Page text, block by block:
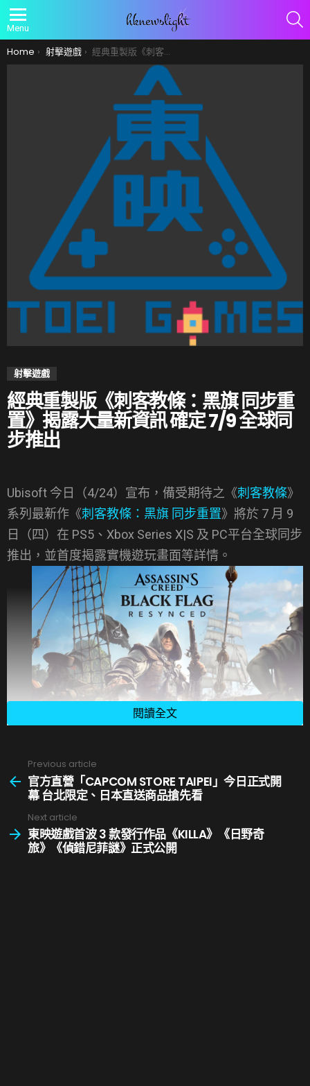
Menu
You are here:
Home 射擊遊戲 經典重製版《刺客教條：黑旗 同步重置》揭露大量新資訊 確定 7/9 全球同步推出
射擊遊戲
經典重製版《刺客教條：黑旗 同步重
置》揭露大量新資訊 確定 7/9 全球同
步推出
Ubisoft 今日（4/24）宣布，備受期待之《刺客教條》
系列最新作《刺客教條：黑旗 同步重置》將於 7 月 9
日（四）在 PS5、Xbox Series X|S 及 PC平台全球同步
推出，並首度揭露實機遊玩畫面等詳情。
黑旗 同步重置》忠實重新翻製 2013 年經典之作《
客教條 4：黑旗》的內容。採用最新 Anvil 引擎完全重
新打造，大幅提升視覺效果，同時強化遊戲體驗，包
括以「招架」為核心的戰鬥系統、改良的匿蹤與跑酷
機制、更具深度的海戰玩法，以及全新的劇情內容。
閱讀全文
more
Previous article
官方直營「CAPCOM STORE TAIPEI」今日正式開
幕 台北限定、日本直送商品搶先看
Next article
東映遊戲首波 3 款發行作品《KILLA》《日野奇
旅》《偵錯尼菲謎》正式公開